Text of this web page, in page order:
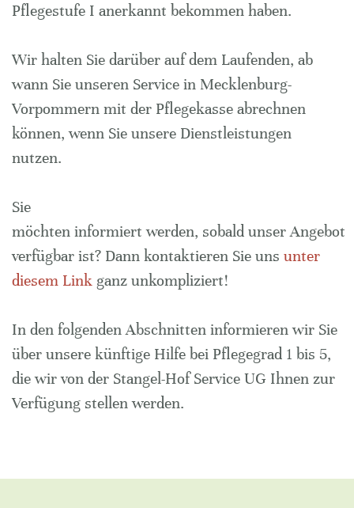
Pflegestufe I anerkannt bekommen haben.
Wir halten Sie darüber auf dem Laufenden, ab
wann Sie unseren Service in Mecklenburg-
Vorpommern mit der Pflegekasse abrechnen
können, wenn Sie unsere Dienstleistungen
nutzen.
Sie
möchten informiert werden, sobald unser Angebot
verfügbar ist? Dann kontaktieren Sie uns unter
diesem Link ganz unkompliziert!
In den folgenden Abschnitten informieren wir Sie
über unsere künftige Hilfe bei Pflegegrad 1 bis 5,
die wir von der Stangel-Hof Service UG Ihnen zur
Verfügung stellen werden.